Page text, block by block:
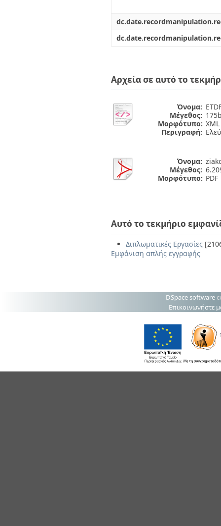
Αρχεία σε αυτό το
Όνομα:
Μέγεθος:
Μορφότυπο: XML
Περιγραφή:
Όνομα:
Μέγεθος:
Μορφότυπο: PDF
Αυτό το τεκμήριο
Διπλωματικές Εργασίες
Εμφάνιση απλής εγγραφής
DSpace software
Επικοινωνήστε